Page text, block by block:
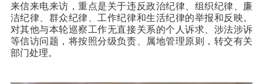
来信来电来访，重点是关于违反政治纪律、组织纪律、廉
洁纪律、群众纪律、工作纪律和生活纪律的举报和反映。
对其他与本轮巡察工作无直接关系的个人诉求、涉法涉诉
等信访问题，将按照分级负责、属地管理原则，转交有关
部门处理。